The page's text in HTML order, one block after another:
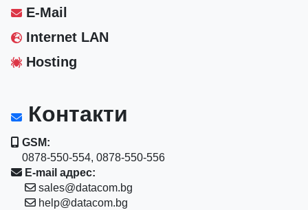
E-Mail
Internet LAN
Hosting
Контакти
GSM:
0878-550-554, 0878-550-556
E-mail адрес:
sales@datacom.bg
help@datacom.bg